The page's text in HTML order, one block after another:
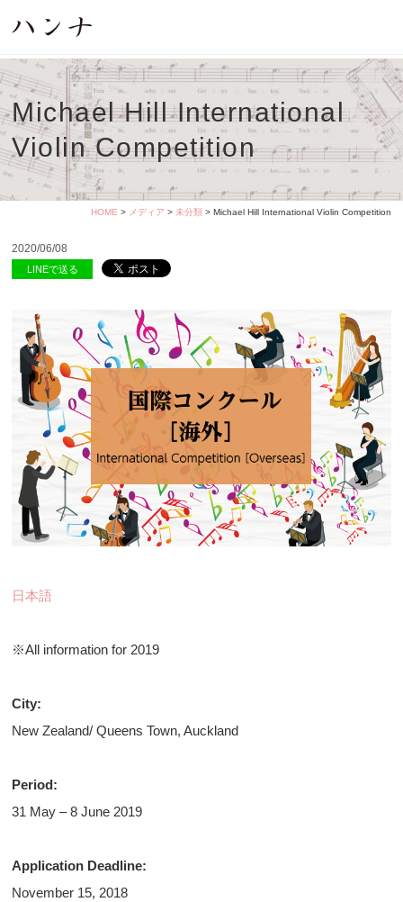
Michael Hill International
Violin Competition
HOME > メディア > 未分類> Michael Hill International Violin Competition
2020/06/08
LINEで送る
日本語
※All information for 2019
City:
New Zealand/ Queens Town, Auckland
Period:
31 May – 8 June 2019
Application Deadline:
November 15, 2018